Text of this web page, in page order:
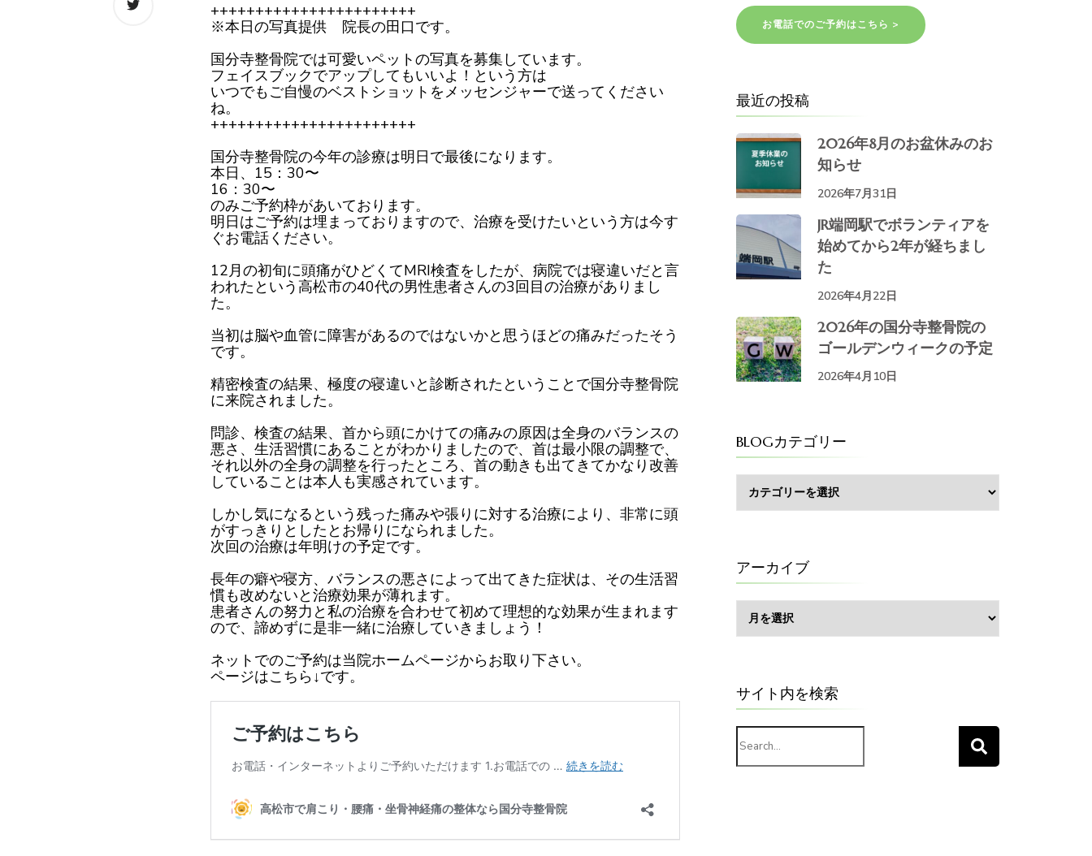
+++++++++++++++++++++++
※本日の写真提供 院長の田口です。
国分寺整骨院では可愛いペットの写真を募集しています。
フェイスブックでアップしてもいいよ！という方は
いつでもご自慢のベストショットをメッセンジャーで送ってください
ね。
+++++++++++++++++++++++
国分寺整骨院の今年の診療は明日で最後になります。
本日、15：30〜
16：30〜
のみご予約枠があいております。
明日はご予約は埋まっておりますので、治療を受けたいという方は今す
ぐお電話ください。
12月の初旬に頭痛がひどくてMRI検査をしたが、病院では寝違いだと言
われたという高松市の40代の男性患者さんの3回目の治療がありまし
た。
当初は脳や血管に障害があるのではないかと思うほどの痛みだったそう
です。
精密検査の結果、極度の寝違いと診断されたということで国分寺整骨院
に来院されました。
問診、検査の結果、首から頭にかけての痛みの原因は全身のバランスの
悪さ、生活習慣にあることがわかりましたので、首は最小限の調整で、
それ以外の全身の調整を行ったところ、首の動きも出てきてかなり改善
していることは本人も実感されています。
しかし気になるという残った痛みや張りに対する治療により、非常に頭
がすっきりとしたとお帰りになられました。
次回の治療は年明けの予定です。
長年の癖や寝方、バランスの悪さによって出てきた症状は、その生活習
慣も改めないと治療効果が薄れます。
患者さんの努力と私の治療を合わせて初めて理想的な効果が生まれます
ので、諦めずに是非一緒に治療していきましょう！
ネットでのご予約は当院ホームページからお取り下さい。
ページはこちら↓です。
お電話でのご予約はこちら >
最近の投稿
2026年8月のお盆休みのお
知らせ
2026年7月31日
JR端岡駅でボランティアを
始めてから2年が経ちまし
た
2026年4月22日
2026年の国分寺整骨院の
ゴールデンウィークの予定
2026年4月10日
BLOGカテゴリー
カ
テ
ー
アーカイブ
ー
カ
サイト内を検索
Search
for: